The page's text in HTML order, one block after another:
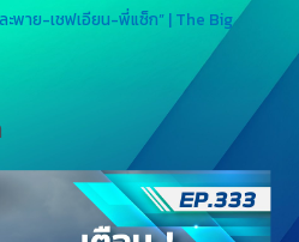
ะพาย-เชฟเอียน-พี่แซ็ก” | The Big